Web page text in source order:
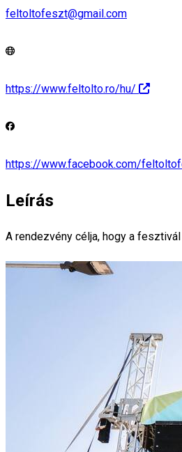
feltoltofeszt@gmail.com
https://www.feltolto.ro/hu/
https://www.facebook.com/
Leírás
A rendezvény célja, hogy a